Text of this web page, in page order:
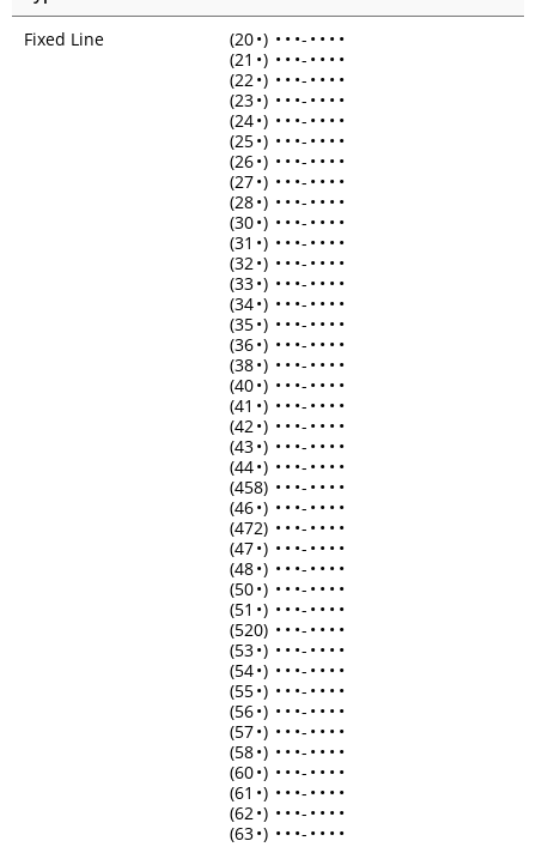
Fixed Line
(20•) • • •- • • • •
(21 •) • • •- • • • •
(22•) • • •- • • • •
(23•) • • •- • • • •
(24•) • • •- • • • •
(25•) • • •- • • • •
(26•) • • •- • • • •
(27•) • • •- • • • •
(28•) • • •- • • • •
(30•) • • •- • • • •
(31 •) • • •- • • • •
(32•) • • •- • • • •
(33•) • • •- • • • •
(34•) • • •- • • • •
(35•) • • •- • • • •
(36•) • • •- • • • •
(38•) • • •- • • • •
(40•) • • •- • • • •
(41 •) • • •- • • • •
(42•) • • •- • • • •
(43•) • • •- • • • •
(44•) • • •- • • • •
(458) • • •- • • • •
(46•) • • •- • • • •
(472) • • •- • • • •
(47•) • • •- • • • •
(48•) • • •- • • • •
(50•) • • •- • • • •
(51 •) • • •- • • • •
(520) • • •- • • • •
(53•) • • •- • • • •
(54•) • • •- • • • •
(55•) • • •- • • • •
(56•) • • •- • • • •
(57•) • • •- • • • •
(58•) • • •- • • • •
(60•) • • •- • • • •
(61 •) • • •- • • • •
(62•) • • •- • • • •
(63•) • • •- • • • •